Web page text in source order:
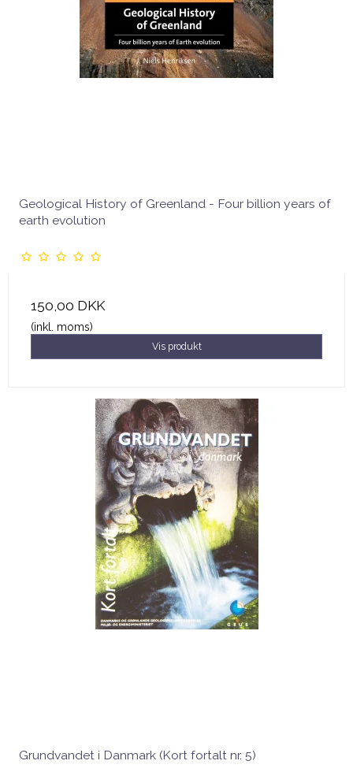
Geological History of Greenland - Four billion years of
earth evolution
150,00 DKK
(inkl. moms)
Vis produkt
Grundvandet i Danmark (Kort fortalt nr. 5)